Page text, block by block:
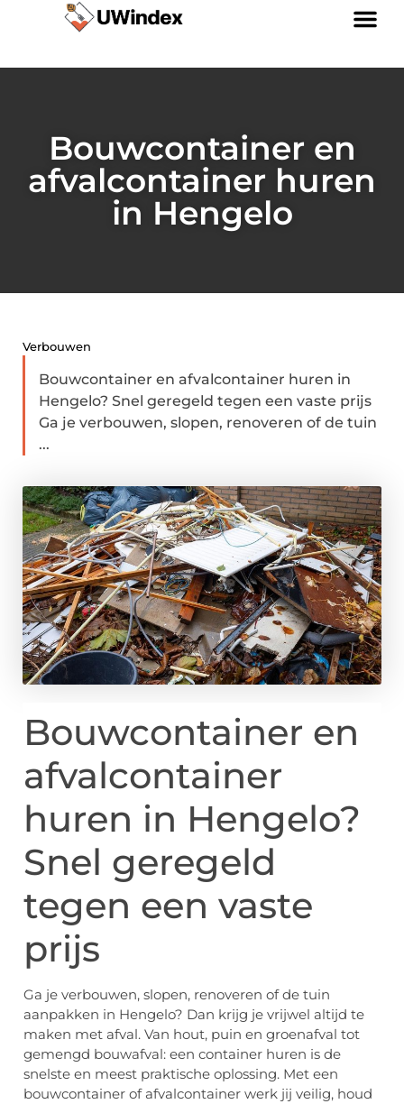
Bouwcontainer en
afvalcontainer huren
in Hengelo
Verbouwen
Bouwcontainer en afvalcontainer huren in
Hengelo? Snel geregeld tegen een vaste prijs
Ga je verbouwen, slopen, renoveren of de tuin
...
Bouwcontainer en
afvalcontainer
huren in Hengelo?
Snel geregeld
tegen een vaste
prijs
Ga je verbouwen, slopen, renoveren of de tuin
aanpakken in Hengelo? Dan krijg je vrijwel altijd te
maken met afval. Van hout, puin en groenafval tot
gemengd bouwafval: een container huren is de
snelste en meest praktische oplossing. Met een
bouwcontainer of afvalcontainer werk jij veilig, houd